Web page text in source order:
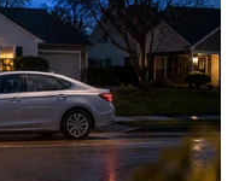
Have The Lowest Car